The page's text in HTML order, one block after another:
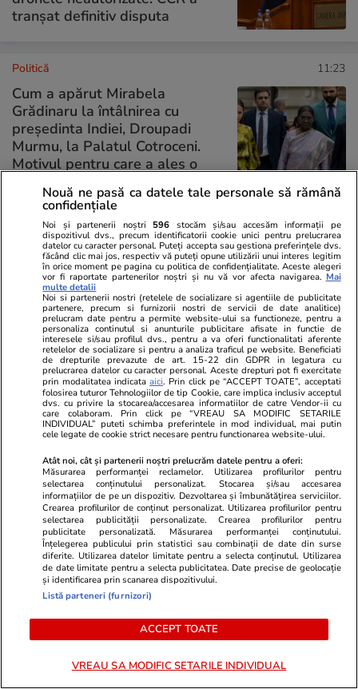
tranșat definitiv disputa
Politică 11:23
Cum a apărut Mirabela
Grădinaru la întâlnirea cu
președinta Indiei, Droupadi
Murmu, la Palatul Cotroceni.
Motivul pentru care a ales o
PARTENERI
ZiaruldeIasi.ro
Compania care va începe
construirea unui parc fotovoltaic
uriaș la marginea Iașului a învârtit
anul trecut 160 de milioane de
euro. Cine este fondatorul
creadă! Ce
românca
timpul unui
mieunat?!”
Veste bună pentru firmele cu flote auto. TVA-
Nouă ne pasă ca datele tale personale să rămână
confidențiale
Noi și partenerii noștri 596 stocăm și/sau accesăm informații pe
dispozitivul dvs., precum identificatorii cookie unici pentru prelucrarea
datelor cu caracter personal. Puteți accepta sau gestiona preferințele dvs.
făcând clic mai jos, respectiv vă puteți opune utilizării unui interes legitim
în orice moment pe pagina cu politica de confidențialitate. Aceste alegeri
vor fi raportate partenerilor noștri și nu vă vor afecta navigarea. Mai
multe detalii
Noi si partenerii nostri (retelele de socializare si agentiile de publicitate
partenere, precum si furnizorii nostri de servicii de date analitice)
prelucram date pentru a permite website-ului sa functioneze, pentru a
personaliza continutul si anunturile publicitare afisate in functie de
interesele si/sau profilul dvs., pentru a va oferi functionalitati aferente
retelelor de socializare si pentru a analiza traficul pe website. Beneficiati
de drepturile prevazute de art. 15-22 din GDPR in legatura cu
prelucrarea datelor cu caracter personal. Aceste drepturi pot fi exercitate
prin modalitatea indicataaici. Prin click pe “ACCEPT TOATE”, acceptati
folosirea tuturor Tehnologiilor de tip Cookie, care implica inclusiv acceptul
dvs. cu privire la stocarea/accesarea informatiilor de catre Vendor-ii cu
care colaboram. Prin click pe “VREAU SA MODIFIC SETARILE
INDIVIDUAL” puteti schimba preferintele in mod individual, mai putin
cele legate de cookie strict necesare pentru functionarea website-ului.
Atât noi, cât și partenerii noștri prelucrăm datele pentru a oferi:
Măsurarea performanței reclamelor. Utilizarea profilurilor pentru
selectarea conținutului personalizat. Stocarea și/sau accesarea
informațiilor de pe un dispozitiv. Dezvoltarea și îmbunătățirea serviciilor.
Crearea profilurilor de conținut personalizat. Utilizarea profilurilor pentru
selectarea publicității personalizate. Crearea profilurilor pentru
publicitate personalizată. Măsurarea performanței conținutului.
Înțelegerea publicului prin statistici sau combinații de date din surse
diferite. Utilizarea datelor limitate pentru a selecta conținutul. Utilizarea
de date limitate pentru a selecta publicitatea. Date precise de geolocație
și identificarea prin scanarea dispozitivului.
Listă parteneri (furnizori)
ACCEPT TOATE
VREAU SA MODIFIC SETARILE INDIVIDUAL